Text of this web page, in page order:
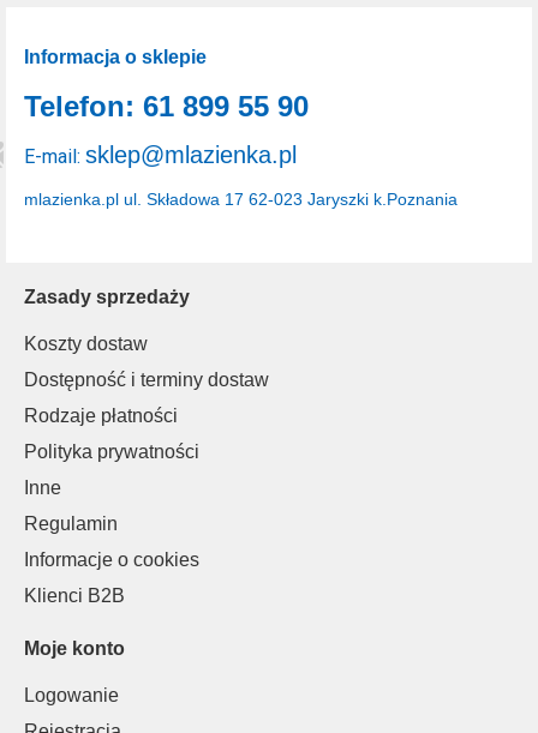
Zasady sprzedaży
Koszty dostaw
Dostępność i terminy dostaw
Rodzaje płatności
Polityka prywatności
Inne
Regulamin
Informacje o cookies
Klienci B2B
Moje konto
Logowanie
Informacja o sklepie
mlazienka.pl ul. Składowa 17 62-023 Jaryszki k.Poznania
Telefon: 61 899 55 90
E-mail: sklep@mlazienka.pl